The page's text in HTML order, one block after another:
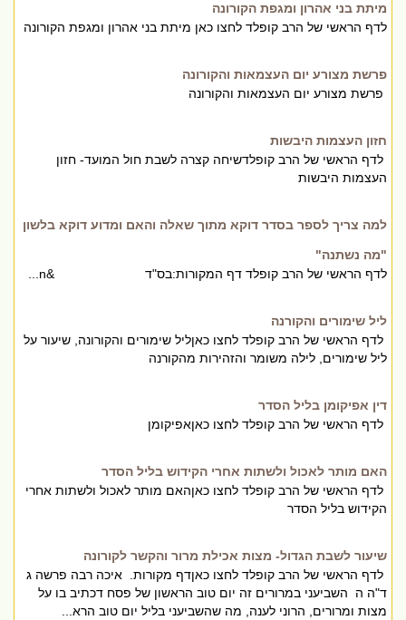
מיתת בני אהרון ומגפת הקורונה
לדף הראשי של הרב קופלד לחצו כאן מיתת בני אהרון ומגפת הקורונה
פרשת מצורע יום העצמאות והקורונה
פרשת מצורע יום העצמאות והקורונה
חזון העצמות היבשות
לדף הראשי של הרב קופלדשיחה קצרה לשבת חול המועד- חזון
העצמות היבשות
למה צריך לספר בסדר דוקא מתוך שאלה והאם ומדוע דוקא בלשון
"מה נשתנה"
לדף הראשי של הרב קופלד דף המקורות:בס"ד &n...
ליל שימורים והקורנה
לדף הראשי של הרב קופלד לחצו כאןליל שימורים והקורונה, שיעור על
ליל שימורים, לילה משומר והזהירות מהקורנה
דין אפיקומן בליל הסדר
לדף הראשי של הרב קופלד לחצו כאןאפיקומן
האם מותר לאכול ולשתות אחרי הקידוש בליל הסדר
לדף הראשי של הרב קופלד לחצו כאןהאם מותר לאכול ולשתות אחרי
הקידוש בליל הסדר
שיעור לשבת הגדול- מצות אכילת מרור והקשר לקורונה
לדף הראשי של הרב קופלד לחצו כאןדף מקורות. איכה רבה פרשה ג
ד"ה ה השביעני במרורים זה יום טוב הראשון של פסח דכתיב בו על
מצות ומרורים, הרוני לענה, מה שהשביעני בליל יום טוב הרא...